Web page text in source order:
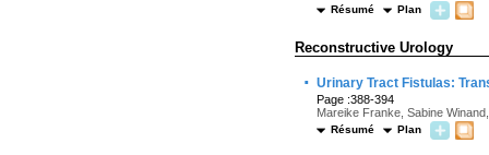
Résumé Plan
Reconstructive Urology
· Urinary Tract Fistulas:
Page :388-394
Mareike Franke, Sabine
Résumé Plan